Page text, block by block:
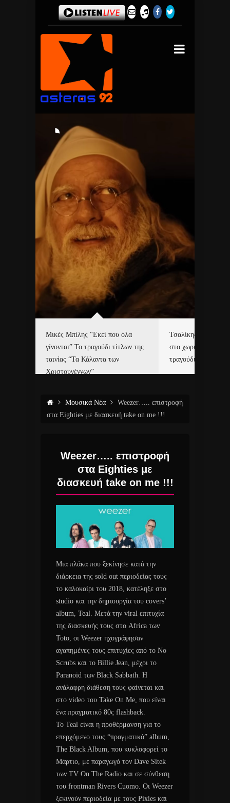
Μικές Μπίλης “Εκεί που όλα
γίνονται” Το τραγούδι τίτλων της
ταινίας “Τα Κάλαντα των
Χριστουγέννων”
Τσαλίκης,
στο χωριό του Άι
τραγούδι και video
Μουσικά Νέα
Weezer….. επιστροφή
στα Eighties με διασκευή take on me !!!
Weezer….. επιστροφή
στα Eighties με
διασκευή take on me !!!
Μια πλάκα που ξεκίνησε κατά την
διάρκεια της sold out περιοδείας τους
το καλοκαίρι του 2018, κατέληξε στο
studio και την δημιουργία του covers’
album, Teal. Mετά την viral επιτυχία
της διασκευής τους στο Africa των
Toto, οι Weezer ηχογράφησαν
αγαπημένες τους επιτυχίες από το Νο
Scrubs και το Billie Jean, μέχρι το
Paranoid των Black Sabbath. H
ανάλαφρη διάθεση τους φαίνεται και
στο video του Take On Me, που είναι
ένα πραγματικό 80ς flashback.
To Teal είναι η προθέρμανση για το
επερχόμενο τους “πραγματικό” album,
The Black Album, που κυκλοφορεί το
Μάρτιο, με παραγωγό τον Dave Sitek
των TV On The Radio και σε σύνθεση
του frontman Rivers Cuomo. Οι Weezer
ξεκινούν περιοδεία με τους Pixies και